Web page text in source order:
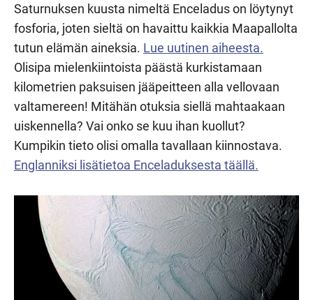
Saturnuksen kuusta nimeltä Enceladus on löytynyt
fosforia, joten sieltä on havaittu kaikkia Maapallolta
tutun elämän aineksia. Lue uutinen aiheesta.
Olisipa mielenkiintoista päästä kurkistamaan
kilometrien paksuisen jääpeitteen alla vellovaan
valtamereen! Mitähän otuksia siellä mahtaakaan
uiskennella? Vai onko se kuu ihan kuollut?
Kumpikin tieto olisi omalla tavallaan kiinnostava.
Englanniksi lisätietoa Enceladuksesta täällä.